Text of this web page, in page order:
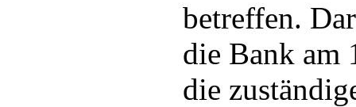
betreffen.
die Bank am
die